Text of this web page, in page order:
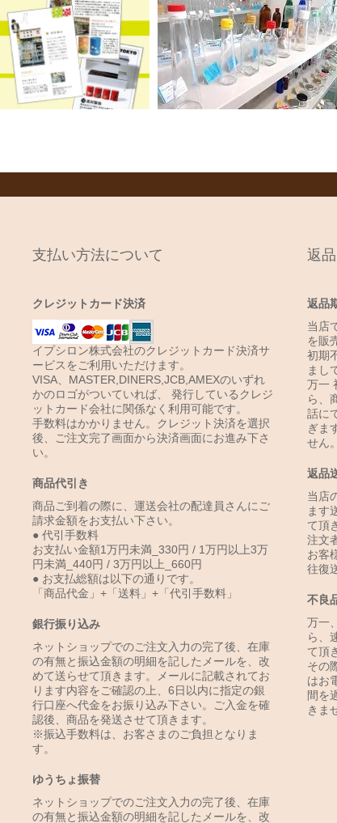
支払い方法について
クレジットカード決済
イプシロン株式会社のクレジットカード決済サ
ービスをご利用いただけます。
VISA、MASTER,DINERS,JCB,AMEXのいずれ
かのロゴがついていれば、 発行しているクレジ
ットカード会社に関係なく利用可能です。
手数料はかかりません。クレジット決済を選択
後、ご注文完了画面から決済画面にお進み下さ
い。
商品代引き
商品ご到着の際に、運送会社の配達員さんにご
請求金額をお支払い下さい。
● 代引手数料
お支払い金額1万円未満_330円 / 1万円以上3万
円未満_440円 / 3万円以上_660円
● お支払総額は以下の通りです。
「商品代金」+「送料」+「代引手数料」
銀行振り込み
ネットショップでのご注文入力の完了後、在庫
の有無と振込金額の明細を記したメールを、改
めて送らせて頂きます。メールに記載されてお
ります内容をご確認の上、6日以内に指定の銀
行口座へ代金をお振り込み下さい。ご入金を確
認後、商品を発送させて頂きます。
※振込手数料は、お客さまのご負担となりま
す。
ゆうちょ振替
ネットショップでのご注文入力の完了後、在庫
の有無と振込金額の明細を記したメールを、改
返
返品
当店
を販
初期
まし
万一
ら、
話に
ぎま
せん
返品
当店
ます
て頂
注文
お客
往復
不良
万一
ら、
て頂
その
はお
間を
きま